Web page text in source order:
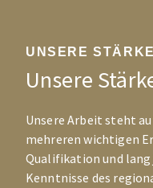
UNSERE
Unsere
Unsere Arbeit steht
mehreren wichtigen
Qualifikation und
Kenntnisse des